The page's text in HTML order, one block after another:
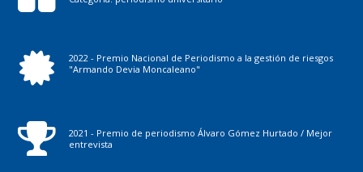
2022 - Premio Nacional de Periodismo a la gestión de riesgos
"Armando Devia Moncaleano"
2021 - Premio de periodismo Álvaro Gómez Hurtado / Mejor
entrevista